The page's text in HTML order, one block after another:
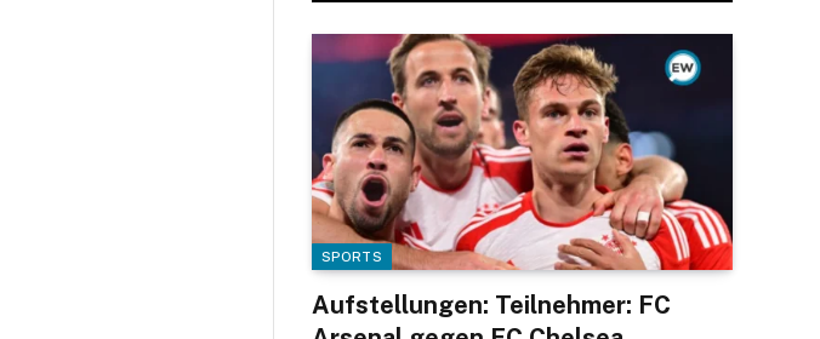
SPORTS
Aufstellungen: Teilnehmer: FC